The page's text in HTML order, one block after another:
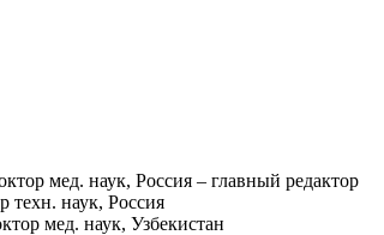
мед. наук, Россия – главный редактор
техн. наук, Россия
мед. наук, Узбекистан